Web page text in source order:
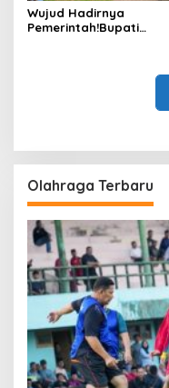
Wujud Hadirnya
Pemerintah!Bupati
Olahraga Terbaru